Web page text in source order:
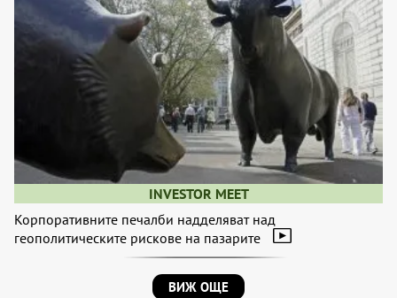
INVESTOR MEET
Корпоративните печалби надделяват над
геополитическите рискове на пазарите
ВИЖ ОЩЕ